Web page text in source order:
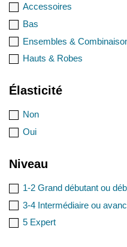
Accessoires
Bas
Ensembles &
Hauts & Robes
Élasticité
Non
Oui
Niveau
1-2 Grand débutant ou
3-4 Intermédiaire ou
5 Expert